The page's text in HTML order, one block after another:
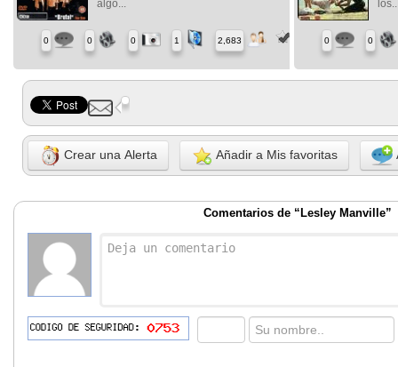
algo...
0 0 0 1 2,683 0 0
Crear una Alerta Añadir a Mis favoritas
Comentarios de “Lesley Manville”